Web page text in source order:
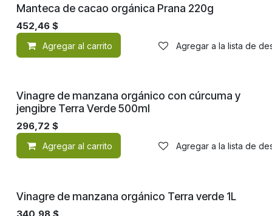
Orgánico
Manteca de cacao orgánica Prana 220g
452,46 $
Agregar al carrito Agregar a la lista de
Orgánico
Vinagre de manzana orgánico con cúrcuma y
jengibre Terra Verde 500ml
296,72 $
Agregar al carrito Agregar a la lista de
Vinagre de manzana orgánico Terra verde 1L